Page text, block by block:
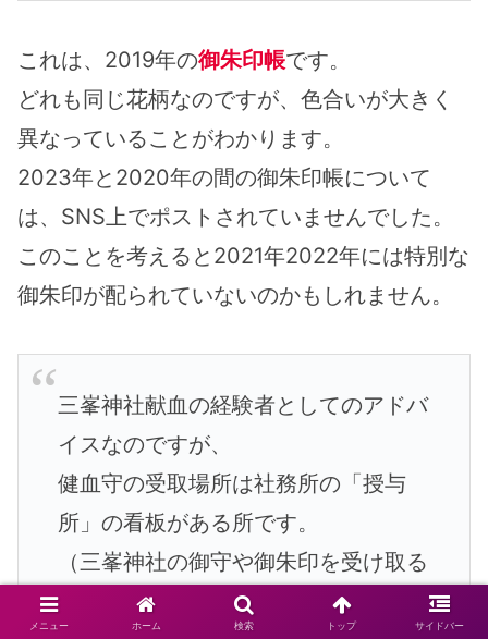
これは、2019年の御朱印帳です。
どれも同じ花柄なのですが、色合いが大きく
異なっていることがわかります。
2023年と2020年の間の御朱印帳について
は、SNS上でポストされていませんでした。
このことを考えると2021年2022年には特別な
御朱印が配られていないのかもしれません。
三峯神社献血の経験者としてのアドバ
イスなのですが、
健血守の受取場所は社務所の「授与
所」の看板がある所です。
（三峯神社の御守や御朱印を受け取る
場所と一緒）
メニュー ホーム 検索 トップ サイドバー